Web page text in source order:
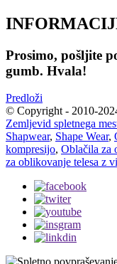
Prosimo, pošljite
gumb. Hvala!
Predloži
© Copyright - 2010-
Zemljevid spletnega
Shapwear, Shape Wear,
kompresijo, Oblačila za
za oblikovanje telesa z